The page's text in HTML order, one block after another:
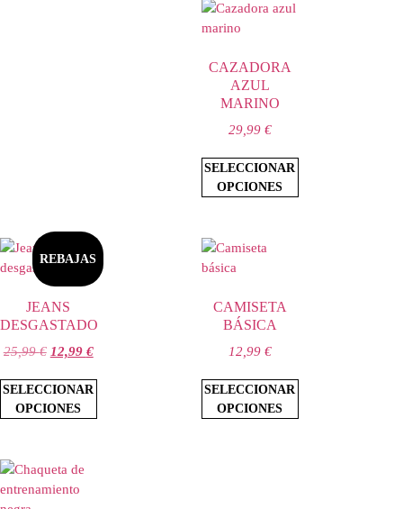
CAZADORA
AZUL
MARINO
29,99 €
SELECCIONAR
OPCIONES
REBAJAS
JEANS
DESGASTADO
25,99€ 12,99 €
SELECCIONAR
OPCIONES
CAMISETA
BÁSICA
12,99 €
SELECCIONAR
OPCIONES